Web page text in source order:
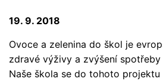
19. 9. 2018
Ovoce a zelenina do škol je
zdravé výživy a zvýšení spotřeby
Naše škola se do tohoto